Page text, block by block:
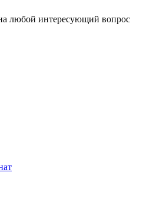
любой интересующий вопрос